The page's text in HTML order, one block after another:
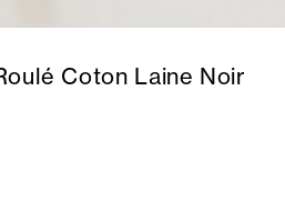
Coton Laine Noir